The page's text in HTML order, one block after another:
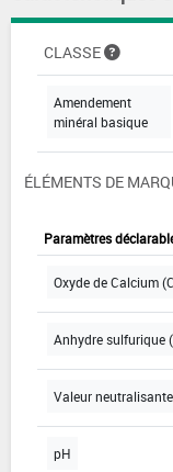
CLASSE
Amendement
minéral basique
ÉLÉMENTS DE
Paramètres
Oxyde de Calcium
Anhydre sulfurique
Valeur neutralisante
pH